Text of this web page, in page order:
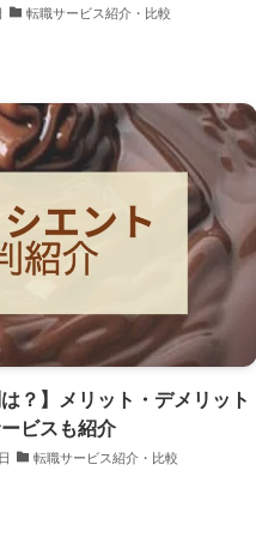
転職サービス紹介・比較
？】メリット・デメリット
ビスも紹介
転職サービス紹介・比較